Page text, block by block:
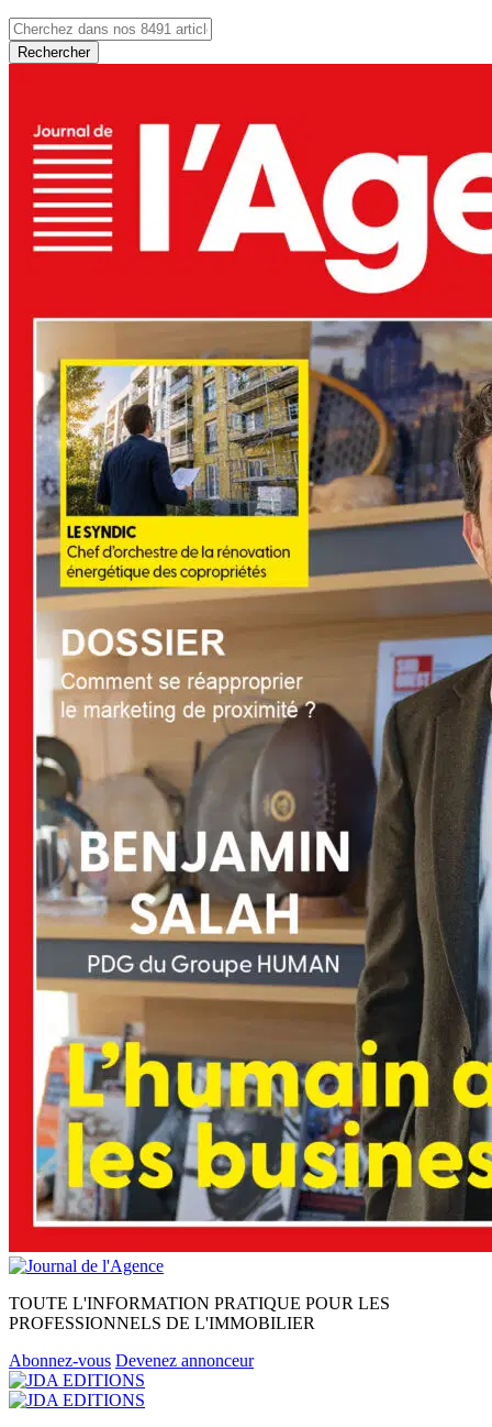
Rechercher
TOUTE L'INFORMATION PRATIQUE POUR LES
PROFESSIONNELS DE L'IMMOBILIER
Abonnez-vous Devenez annonceur